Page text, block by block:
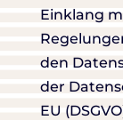
Einklang
den
der
EU